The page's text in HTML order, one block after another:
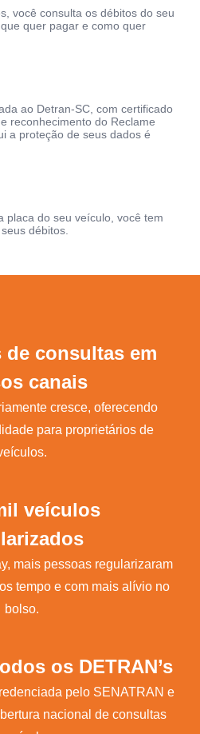
você consulta os débitos do seu
quer pagar e como quer
ao Detran-SC, com certificado
reconhecimento do Reclame
a proteção de seus dados é
placa do seu veículo, você tem
débitos.
de consultas em
canais
cresce, oferecendo
para proprietários de
veículos
mais pessoas regularizaram
tempo e com mais alívio no
bolso.
os DETRAN’s
pelo SENATRAN e
nacional de consultas